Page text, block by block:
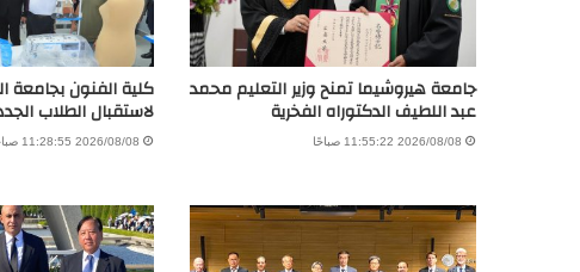
جامعة هيروشيما تمنح وزير التعليم محمد
عبد اللطيف الدكتوراه الفخرية
2026/08/08 11:55:22 صباحًا
كلية الفنون بجامعة
لاستقبال الطلاب
2026/08/08 11:28:55 صباحًا